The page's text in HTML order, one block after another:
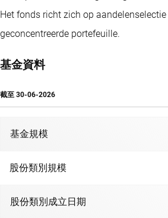
Het fonds richt zich op aandelenselectie
geconcentreerde portefeuille.
基金資料
截至 30-06-2026
基金規模
股份類別規模
股份類別成立日期